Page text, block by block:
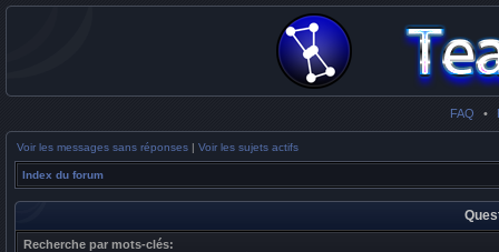
FAQ •
Voir les messages sans réponses | Voir les sujets actifs
Index du forum
Recherche par mots-clés: